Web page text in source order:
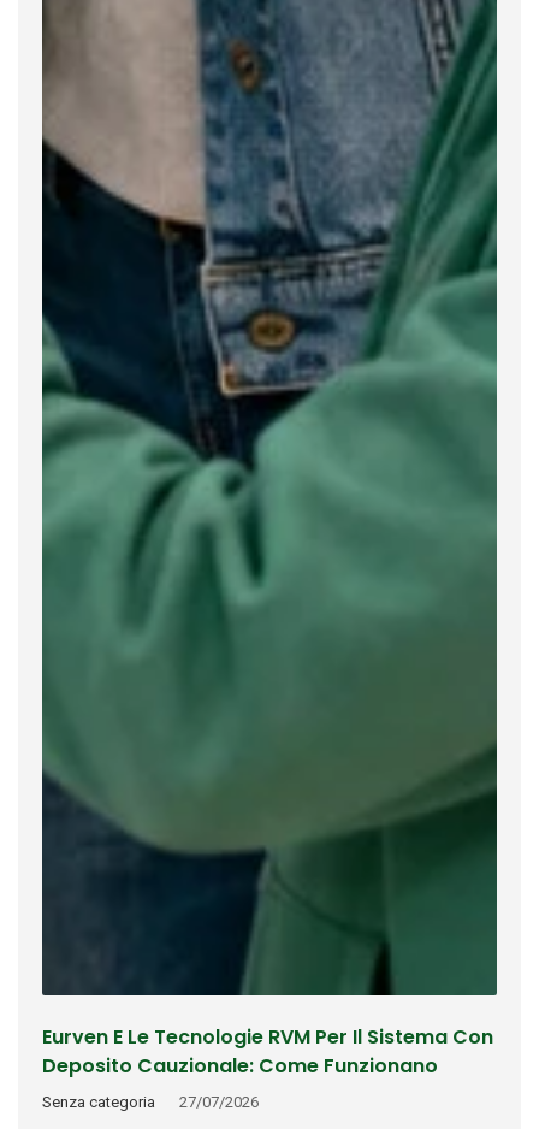
Eurven E Le Tecnologie RVM Per Il Sistema Con
Deposito Cauzionale: Come Funzionano
Riconoscimento, Rimborso E Tracciabilità
Senza categoria 27/07/2026